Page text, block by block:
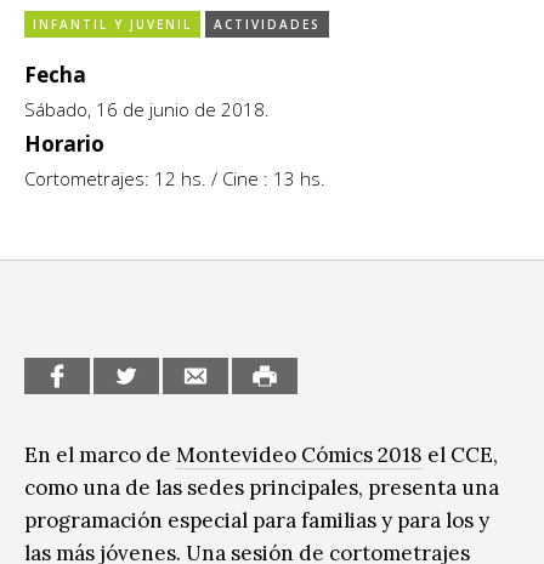
CCE en el interior/libros
Espacio itinerante de lectura infantil
Exposiciones
Formación
Género y Diversidad
Letras
Música
INFANTIL Y JUVENIL ACTIVIDADES
Fecha
Sábado, 16 de junio de 2018.
Horario
Cortometrajes: 12 hs. / Cine : 13 hs.
En el marco de Montevideo Cómics 2018 el CCE,
como una de las sedes principales, presenta una
programación especial para familias y para los y
las más jóvenes. Una sesión de cortometrajes